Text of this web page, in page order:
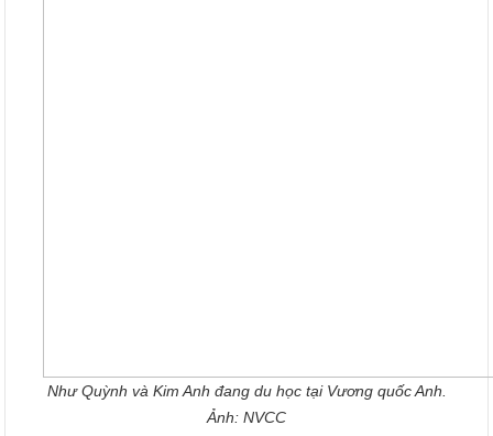
Như Quỳnh và Kim Anh đang du học tại Vương quốc Anh.
Ảnh: NVCC